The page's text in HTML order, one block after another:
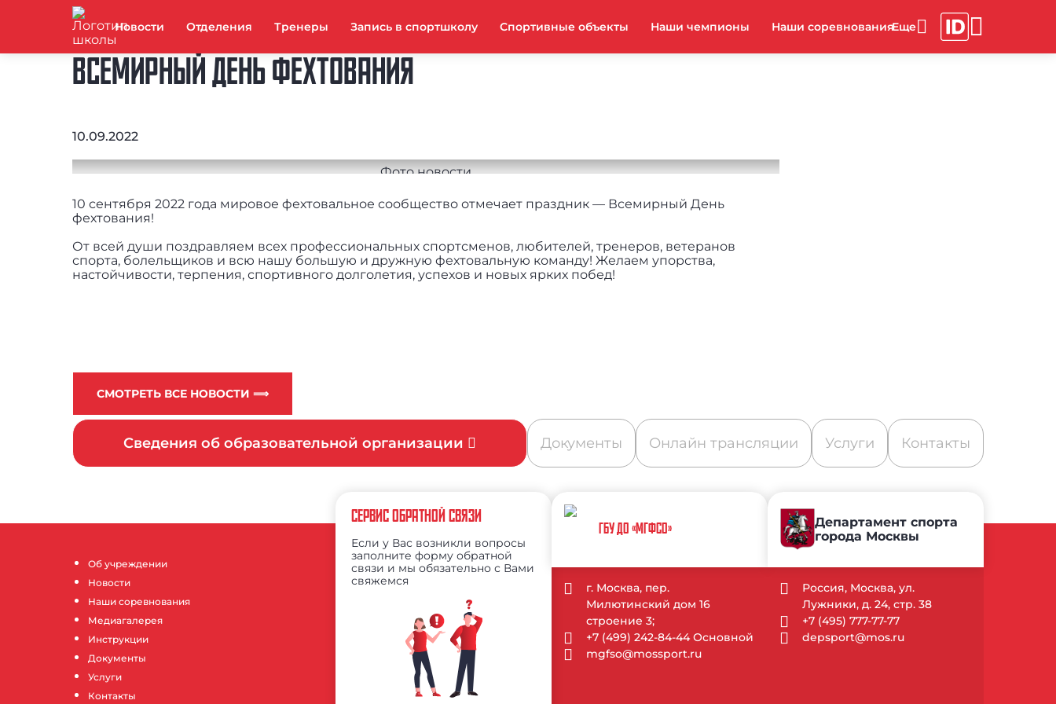
Новости Отделения Тренеры Запись в спортшколу Спортивные объекты Наши чемпионы Наши соревнования
ВСЕМИРНЫЙ ДЕНЬ ФЕХТОВАНИЯ
10.09.2022
10 сентября 2022 года мировое фехтовальное сообщество отмечает праздник — Всемирный День
фехтования!
От всей души поздравляем всех профессиональных спортсменов, любителей, тренеров, ветеранов
спорта, болельщиков и всю нашу большую и дружную фехтовальную команду! Желаем упорства,
настойчивости, терпения, спортивного долголетия, успехов и новых ярких побед!
СМОТРЕТЬ ВСЕ НОВОСТИ ⟹
Сведения об образовательной организации Документы Онлайн трансляции Услуги Контакты
Об учреждении
Новости
Наши соревнования
Медиагалерея
Инструкции
Документы
Услуги
Контакты
СЕРВИС ОБРАТНОЙ СВЯЗИ
Если у Вас возникли вопросы
заполните форму обратной
связи и мы обязательно с Вами
свяжемся
ГБУ ДО «МГФСО»
г. Москва, пер.
Милютинский дом 16
строение 3;
+7 (499) 242-84-44 Основной
mgfso@mossport.ru
Департамент спорта
города Москвы
Россия, Москва, ул.
Лужники, д. 24, стр. 38
+7 (495) 777-77-77
depsport@mos.ru